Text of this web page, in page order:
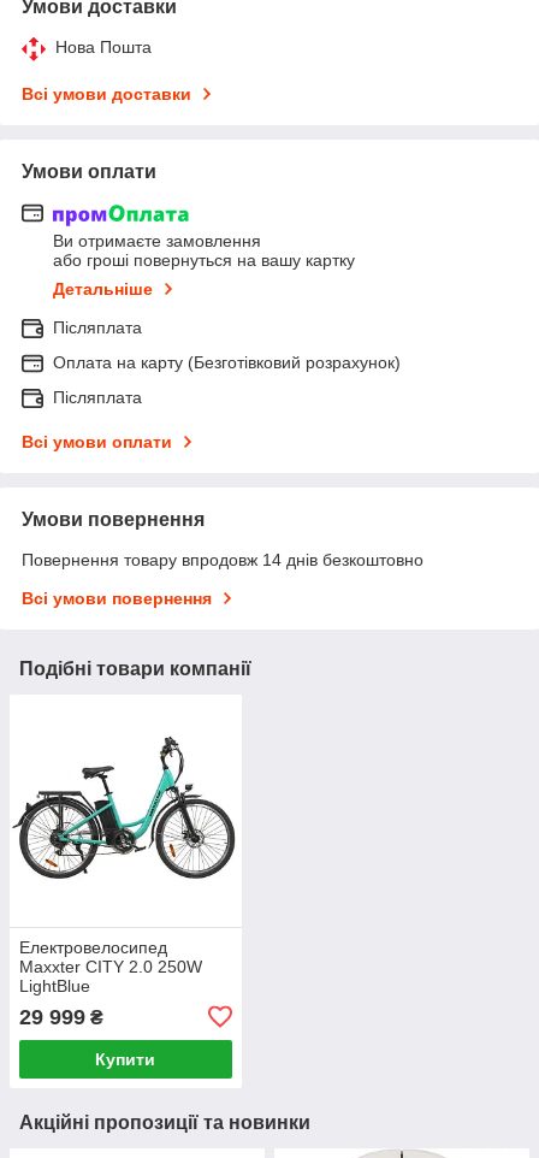
Умови доставки
Нова Пошта
Всі умови доставки
Умови оплати
Ви отримаєте замовлення
або гроші повернуться на вашу картку
Детальніше
Післяплата
Оплата на карту (Безготівковий розрахунок)
Післяплата
Всі умови оплати
Умови повернення
Повернення товару впродовж 14 днів безкоштовно
Всі умови повернення
Подібні товари компанії
Електровелосипед
Maxxter CITY 2.0 250W
LightBlue
29 999 ₴
Купити
Акційні пропозиції та новинки